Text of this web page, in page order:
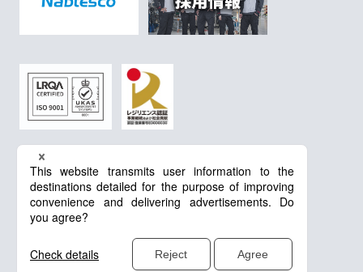
プライバシーポリシー
Cookieポリシー
GDPRに関するプライバシーポリシー
©PACRAFT CO., LTD. All rights reserved.